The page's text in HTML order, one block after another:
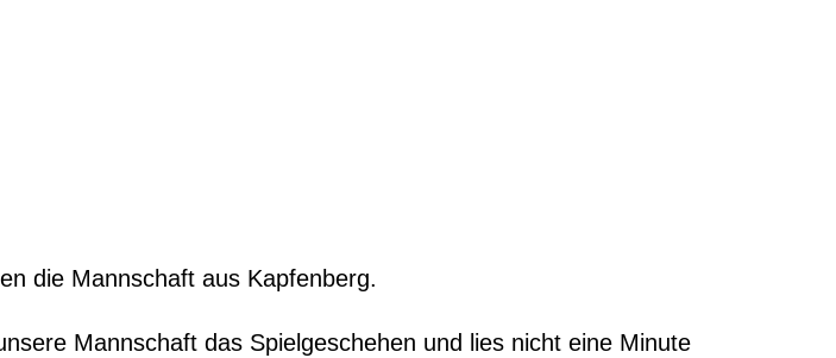
die Mannschaft aus Kapfenberg.
Mannschaft das Spielgeschehen und lies nicht eine Minute